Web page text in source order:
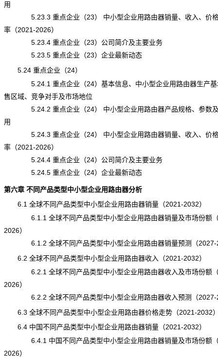
用
5.23.3 重点企业（23） 中小型企业用路由器销量、收入、价格
率（2021-2026）
5.23.4 重点企业（23）公司简介及主要业务
5.23.5 重点企业（23）企业最新动态
5.24 重点企业（24）
5.24.1 重点企业（24）基本信息、中小型企业用路由器生产基
售区域、竞争对手及市场地位
5.24.2 重点企业（24） 中小型企业用路由器产品规格、参数及
用
5.24.3 重点企业（24） 中小型企业用路由器销量、收入、价格
率（2021-2026）
5.24.4 重点企业（24）公司简介及主要业务
5.24.5 重点企业（24）企业最新动态
第六章 不同产品类型中小型企业用路由器分析
6.1 全球不同产品类型中小型企业用路由器销量（2021-2032）
6.1.1 全球不同产品类型中小型企业用路由器销量及市场份额
2026）
6.1.2 全球不同产品类型中小型企业用路由器销量预测（2027-
6.2 全球不同产品类型中小型企业用路由器收入（2021-2032）
6.2.1 全球不同产品类型中小型企业用路由器收入及市场份额
2026）
6.2.2 全球不同产品类型中小型企业用路由器收入预测（2027-
6.3 全球不同产品类型中小型企业用路由器价格走势（2021-2032
6.4 中国不同产品类型中小型企业用路由器销量（2021-2032）
6.4.1 中国不同产品类型中小型企业用路由器销量及市场份额
2026）